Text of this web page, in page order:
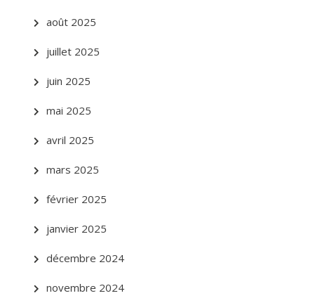
août 2025
juillet 2025
juin 2025
mai 2025
avril 2025
mars 2025
février 2025
janvier 2025
décembre 2024
novembre 2024